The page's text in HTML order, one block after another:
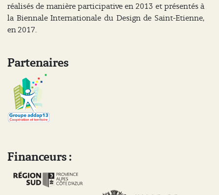
réalisés de manière participative en 2013 et présentés à
la Biennale Internationale du Design de Saint-Etienne,
en 2017.
Partenaires
Financeurs :